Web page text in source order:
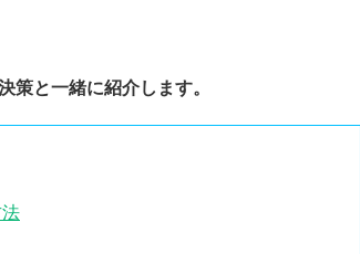
策と一緒に紹介します。